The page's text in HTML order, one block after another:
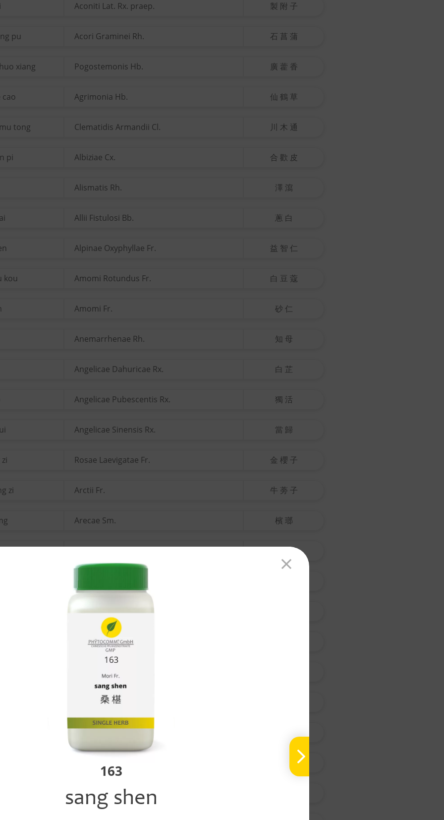
163
sang shen
Aconiti Lat. Rx. praep. 製 附 子
pu Acori Graminei Rh. 石 菖 蒲
xiang Pogostemonis Hb. 廣 藿 香
cao Agrimonia Hb. 仙 鶴 草
tong Clematidis Armandii Cl. 川 木 通
pi Albiziae Cx. 合 歡 皮
Alismatis Rh. 澤 瀉
Allii Fistulosi Bb. 蔥 白
Alpinae Oxyphyllae Fr. 益 智 仁
kou Amomi Rotundus Fr. 白 豆 蔻
Amomi Fr. 砂 仁
Anemarrhenae Rh. 知 母
Angelicae Dahuricae Rx. 白 芷
Angelicae Pubescentis Rx. 獨 活
Angelicae Sinensis Rx. 當 歸
Rosae Laevigatae Fr. 金 櫻 子
zi Arctii Fr. 牛 蒡 子
Arecae Sm. 檳 瑯
天 南 星
Armeniacae Amarum Sm.
Artemisae Annuae Hb.
Artemisae Argyi Fo.
Artemisiae Scopariae Hb.
Asparagi Rx.
Asteris Rx. et Rh.
沙 苑 子
Astragali Rx.